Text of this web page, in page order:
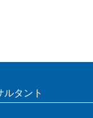
ルタント